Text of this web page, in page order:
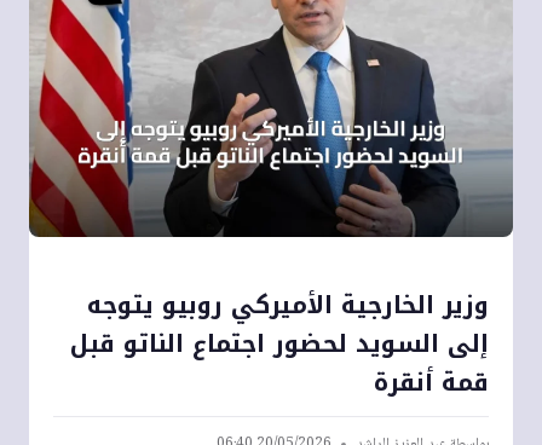
وزير الخارجية الأميركي روبيو يتوجه
إلى السويد لحضور اجتماع الناتو قبل
قمة أنقرة